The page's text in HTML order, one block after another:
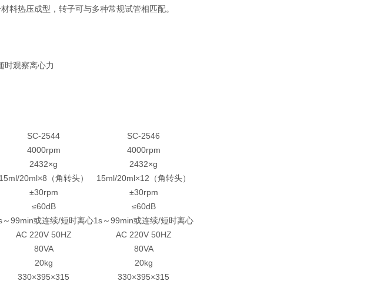
料热压成型，转子可与多种常规试管相匹配。
观察离心力
SC-2544
SC-2546
4000rpm
4000rpm
2432×g
2432×g
15ml/20ml×8（角转头）
15ml/20ml×12（角转头）
±30rpm
±30rpm
≤60dB
≤60dB
～99min或连续/短时离心1s～99min或连续/短时离心
AC 220V 50HZ
AC 220V 50HZ
80VA
80VA
20kg
20kg
330×395×315 330×395×315